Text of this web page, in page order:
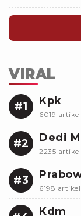
VIRAL
#1 Kpk
6019 artikel
#2 Dedi
2235 artikel
#3
6198 artikel
Kdm